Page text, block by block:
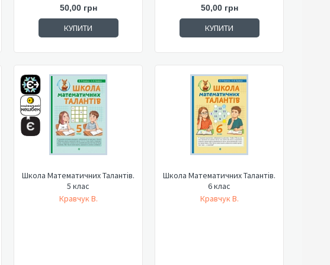
50,00 грн
КУПИТИ
50,00 грн
КУПИТИ
Школа Математичних Талантів.
5 клас
Кравчук В.
Школа Математичних Талантів.
6 клас
Кравчук В.